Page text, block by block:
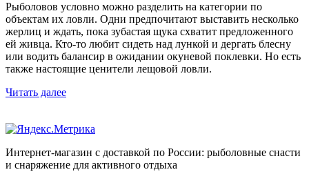
Рыболовов условно можно разделить на категории по
объектам их ловли. Одни предпочитают выставить несколько
жерлиц и ждать, пока зубастая щука схватит предложенного
ей живца. Кто-то любит сидеть над лункой и дергать блесну
или водить балансир в ожидании окуневой поклевки. Но есть
также настоящие ценители лещовой ловли.
Читать далее
Интернет-магазин с доставкой по России: рыболовные снасти
и снаряжение для активного отдыха